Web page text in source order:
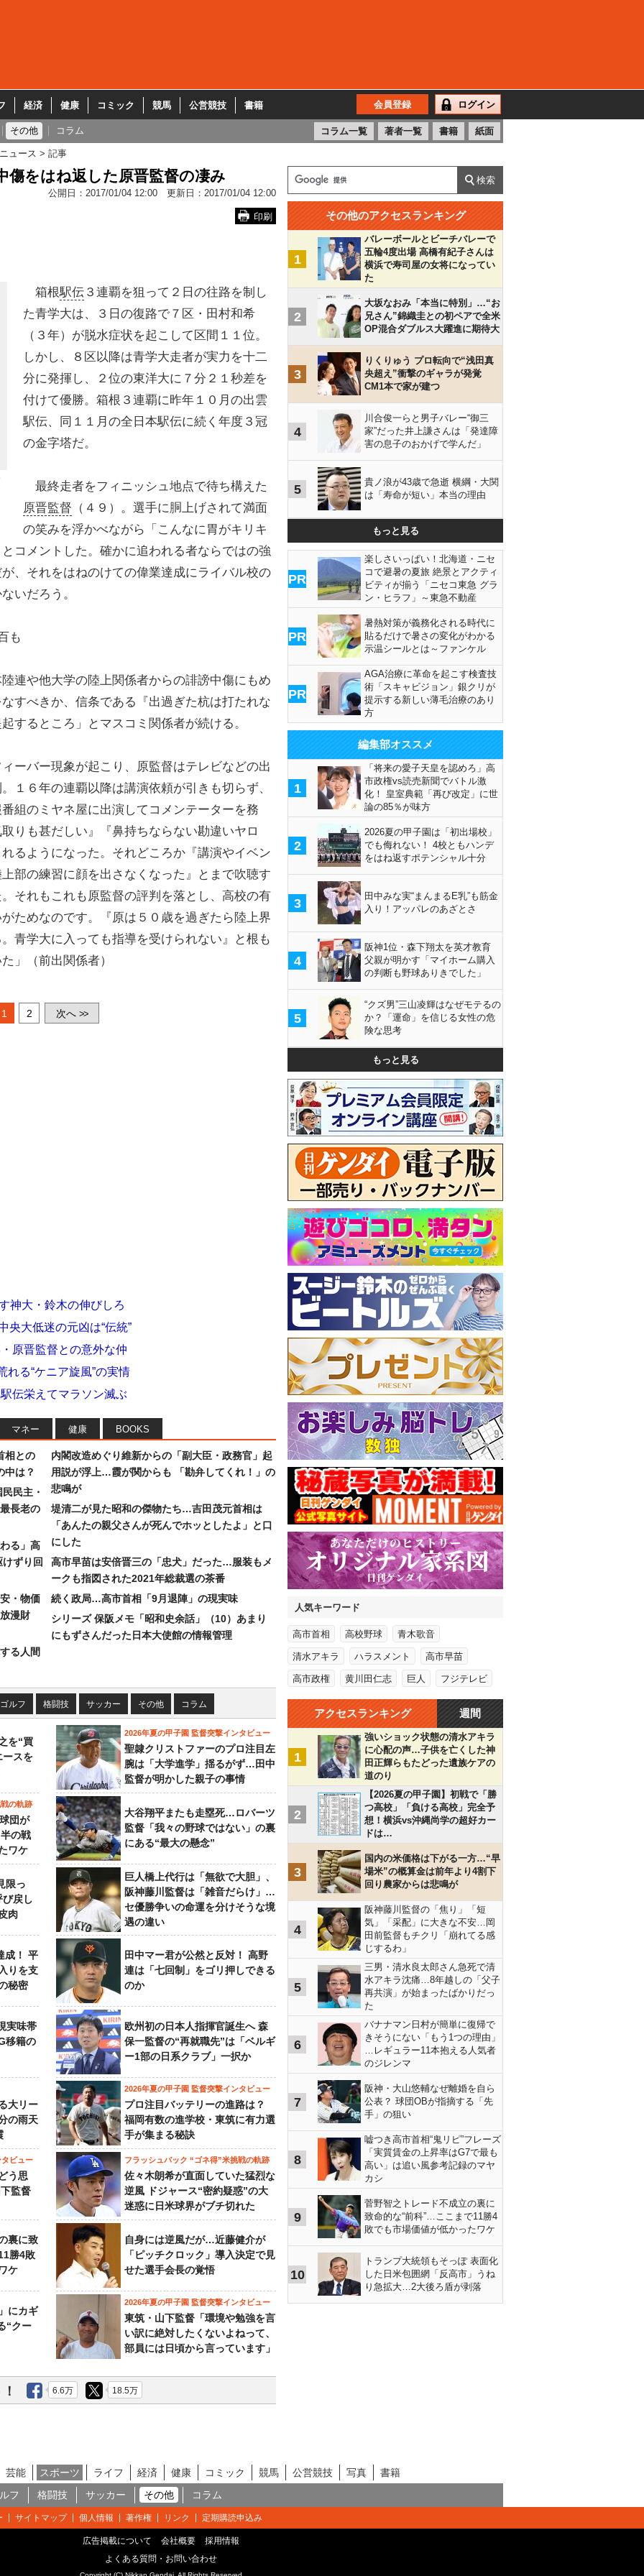
経済 健康 コミック 競馬 公営競技 書籍 会員登録 ログイン
その他 コラム コラム一覧 著者一覧 書籍 紙面
ュース 記事
をはね返した原晋監督の凄み
公開日： 2017/01/04 12:00 更新日： 2017/01/04 12:00
印刷
箱根駅伝 ３連覇を狙って２日の往路を制し
た青学大は、３日の復路で７区・田村和希
（３年）が脱水症状を起こして区間１１位。
しかし、８区以降は青学大走者が実力を十二
分に発揮し、２位の東洋大に７分２１秒差を
付けて優勝。箱根３連覇に昨年１０月の出雲
駅伝、同１１月の全日本駅伝に続く年度３冠
の金字塔だ。
最終走者をフィニッシュ地点で待ち構えた
原晋監督 （４９）。選手に胴上げされて満面
の笑みを浮かべながら「こんなに胃がキリキ
コメントした。確かに追われる者ならではの強
、それをはねのけての偉業達成にライバル校の
いだろう。
も
連や他大学の陸上関係者からの誹謗中傷にもめ
すべきか、信条である『出過ぎた杭は打たれな
するところ」とマスコミ関係者が続ける。
ーバー現象が起こり、原監督はテレビなどの出
１６年の連覇以降は講演依頼が引きも切らず、
組のミヤネ屋に出演してコメンテーターを務
りも甚だしい』『鼻持ちならない勘違いヤロ
るようになった。それどころか『講演やイベン
部の練習に顔を出さなくなった』とまで吹聴す
それもこれも原監督の評判を落とし、高校の有
ためなのです。『原は５０歳を過ぎたら陸上界
青学大に入っても指導を受けられない』と根も
」（前出関係者）
1 2 次へ >>
神大・鈴木の伸びしろ
央大低迷の元凶は“伝統”
原晋監督との意外な仲
る“ケニア旋風”の実情
伝栄えてマラソン滅ぶ
マネー 健康 BOOKS
相との
中は？
民主・
長老の
る」高
ずり回
・物価
漫財
る人間
内閣改造めぐり維新からの「副大臣・政務官」起
用説が浮上…霞が関からも 「勘弁してくれ！」の
悲鳴が
堤清二が見た昭和の傑物たち…吉田茂元首相は
「あんたの親父さんが死んでホッとしたよ」と口
にした
高市早苗は安倍晋三の「忠犬」だった…服装もメ
ークも指図された2021年総裁選の茶番
続く政局…高市首相「9月退陣」の現実味
シリーズ 保阪メモ「昭和史余話」（10）あまり
にもずさんだった日本大使館の情報管理
ゴルフ 格闘技 サッカー その他 コラム
を“買
スを
2026年夏の甲子園 監督突撃インタビュー
聖隷クリストファーのプロ注目左
腕は「大学進学」揺るがず…田中
監督が明かした親子の事情
の軌跡
団が
の戦
ワケ
大谷翔平またも走塁死…ロバーツ
監督「我々の野球ではない」の裏
にある“最大の懸念”
限っ
び戻し
肉
巨人橋上代行は「無欲で大胆」、
阪神藤川監督は「雑音だらけ」…
セ優勝争いの命運を分けそうな境
遇の違い
成！ 平
りを支
秘密
田中マー君が公然と反対！ 高野
連は「七回制」をゴリ押しできる
のか
実味帯
移籍の
欧州初の日本人指揮官誕生へ 森
保一監督の“再就職先”は「ベルギ
ー1部の日系クラブ」一択か
大リー
の雨天
2026年夏の甲子園 監督突撃インタビュー
プロ注目バッテリーの進路は？
福岡有数の進学校・東筑に有力選
手が集まる秘訣
ビュー
う思
監督
フラッシュバック “ゴネ得”米挑戦の軌跡
佐々木朗希が直面していた猛烈な
逆風 ドジャース“密約疑惑”の大
迷惑に日米球界がブチ切れた
裏に致
勝4敗
ケ
自身には逆風だが…近藤健介が
「ピッチクロック」導入決定で見
せた選手会長の覚悟
にカギ
“クー
2026年夏の甲子園 監督突撃インタビュー
東筑・山下監督「環境や勉強を言
い訳に絶対したくないよねって、
部員には日頃から言っています」
6.6万 18.5万
その他のアクセスランキング
1
バレーボールとビーチバレーで
五輪4度出場 高橋有紀子さんは
横浜で寿司屋の女将になってい
た
2
大坂なおみ「本当に特別」…“お
兄さん”錦織圭との初ペアで全米
OP混合ダブルス大躍進に期待大
3
りくりゅう プロ転向で“浅田真
央超え”衝撃のギャラが発覚
CM1本で家が建つ
4
川合俊一らと男子バレー“御三
家”だった井上謙さんは「発達障
害の息子のおかげで学んだ」
5
貴ノ浪が43歳で急逝 横綱・大関
は「寿命が短い」本当の理由
もっと見る
PR
楽しさいっぱい！北海道・ニセ
コで避暑の夏旅 絶景とアクティ
ビティが揃う「ニセコ東急 グラ
ン・ヒラフ」～東急不動産
PR
暑熱対策が義務化される時代に
貼るだけで暑さの変化がわかる
示温シールとは～ファンケル
PR
AGA治療に革命を起こす検査技
術「スキャビジョン」銀クリが
提示する新しい薄毛治療のあり
方
編集部オススメ
1
「将来の愛子天皇を認めろ」高
市政権vs読売新聞でバトル激
化！ 皇室典範「再び改定」に世
論の85％が味方
2
2026夏の甲子園は「初出場校」
でも侮れない！ 4校ともハンデ
をはね返すポテンシャル十分
3
田中みな実“まんまるE乳”も筋金
入り！アッパレのあざとさ
4
阪神1位・森下翔太を英才教育
父親が明かす「マイホーム購入
の判断も野球ありきでした」
5
“クズ男”三山凌輝はなぜモテるの
か？「運命」を信じる女性の危
険な思考
もっと見る
人気キーワード
高市首相 高校野球 青木歌音
清水アキラ ハラスメント 高市早苗
高市政権 黄川田仁志 巨人 フジテレビ
アクセスランキング 週間
1
強いショック状態の清水アキラ
に心配の声…子供を亡くした神
田正輝らもたどった遺族ケアの
道のり
2
【2026夏の甲子園】初戦で「勝
つ高校」「負ける高校」完全予
想！横浜vs沖縄尚学の超好カー
ドは…
3
国内の米価格は下がる一方…“早
場米”の概算金は前年より4割下
回り農家からは悲鳴が
4
阪神藤川監督の「焦り」「短
気」「采配」に大きな不安…岡
田前監督もチクリ「崩れてる感
じするわ」
5
三男・清水良太郎さん急死で清
水アキラ沈痛…8年越しの「父子
再共演」が始まったばかりだっ
た
6
バナナマン日村が簡単に復帰で
きそうにない「もう1つの理由」
…レギュラー11本抱える人気者
のジレンマ
7
阪神・大山悠輔なぜ離婚を自ら
公表？ 球団OBが指摘する「先
手」の狙い
8
嘘つき高市首相“鬼リピ”フレーズ
「実質賃金の上昇率はG7で最も
高い」は追い風参考記録のマヤ
カシ
9
菅野智之トレード不成立の裏に
致命的な“前科”…ここまで11勝4
敗でも市場価値が低かったワケ
10
トランプ大統領もそっぽ 表面化
した日米包囲網「反高市」うね
り急拡大…2大後ろ盾が剥落
芸能 スポーツ ライフ 経済 健康 コミック 競馬 公営競技 写真
書籍
フ 格闘技 サッカー その他 コラム
サイトマップ 個人情報 著作権 リンク 定期購読申込み
広告掲載について 会社概要
採用情報
よくある質問・お問い合わせ